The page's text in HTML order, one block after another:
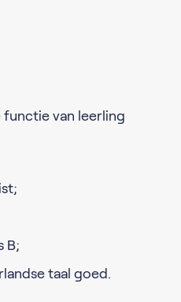
van leerling
B;
taal goed.